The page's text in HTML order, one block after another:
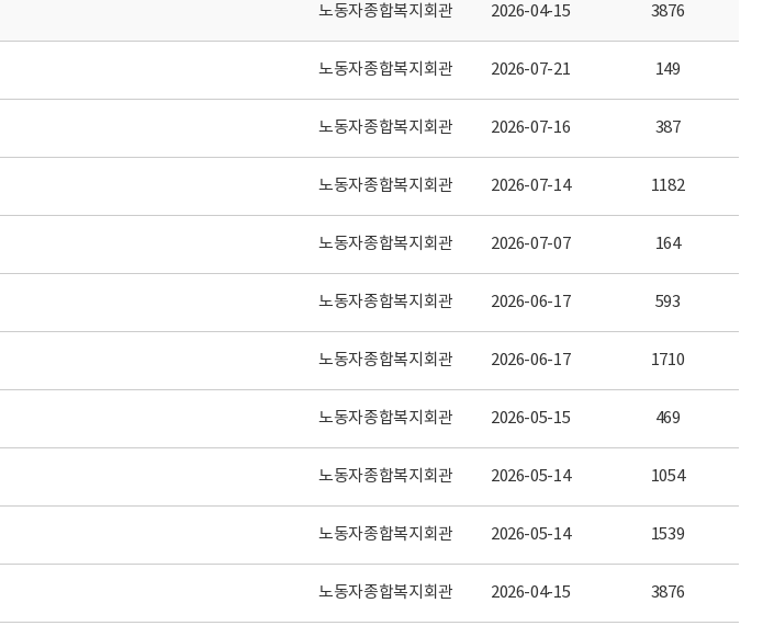
노동자종합복지회관 2026-04-15 3876
노동자종합복지회관 2026-07-21 149
노동자종합복지회관 2026-07-16 387
노동자종합복지회관 2026-07-14 1182
노동자종합복지회관 2026-07-07 164
노동자종합복지회관 2026-06-17 593
노동자종합복지회관 2026-06-17 1710
노동자종합복지회관 2026-05-15 469
노동자종합복지회관 2026-05-14 1054
노동자종합복지회관 2026-05-14 1539
노동자종합복지회관 2026-04-15 3876